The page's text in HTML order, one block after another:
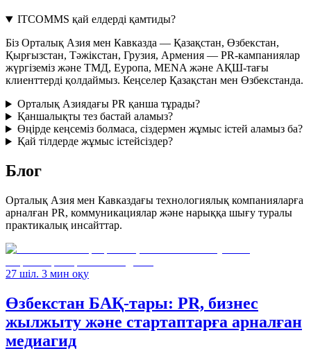
ITCOMMS қай елдерді қамтиды?
Біз Орталық Азия мен Кавказда — Қазақстан, Өзбекстан,
Қырғызстан, Тәжікстан, Грузия, Армения — PR-кампаниялар
жүргіземіз және ТМД, Еуропа, MENA және АҚШ-тағы
клиенттерді қолдаймыз. Кеңселер Қазақстан мен Өзбекстанда.
Орталық Азиядағы PR қанша тұрады?
Қаншалықты тез бастай аламыз?
Өңірде кеңсеміз болмаса, сіздермен жұмыс істей аламыз ба?
Қай тілдерде жұмыс істейсіздер?
Блог
Орталық Азия мен Кавказдағы технологиялық компанияларға
арналған PR, коммуникациялар және нарыққа шығу туралы
практикалық инсайттар.
27 шіл. 3 мин оқу
Өзбекстан БАҚ-тары: PR, бизнес
жылжыту және стартаптарға арналған
медиагид